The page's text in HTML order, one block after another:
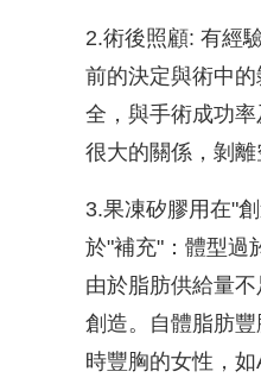
2.術後照顧: 有經
前的決定與術中
全，與手術成功
很大的關係，剝離
3.果凍矽膠用在"
於"補充"：體型過
由於脂肪供給量
創造。自體脂肪
時豐胸的女性，如